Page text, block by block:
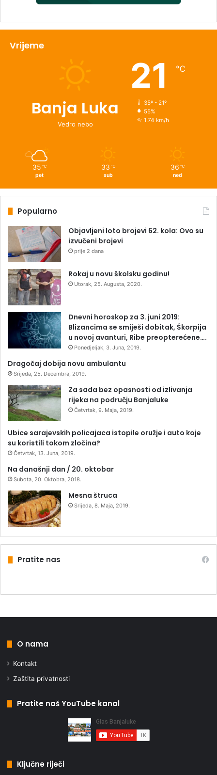
Vrijeme
Banja Luka
Vedro nebo
21 ℃
35º - 21º
55%
1.74 km/h
35 ℃
pet
33 ℃
sub
36 ℃
ned
Popularno
Objavljeni loto brojevi 62. kola: Ovo su
izvučeni brojevi
prije 2 dana
Rokaj u novu školsku godinu!
Utorak, 25. Augusta, 2020.
Dnevni horoskop za 3. juni 2019:
Blizancima se smiješi dobitak, Škorpija
u novoj avanturi, Ribe preopterećene….
Ponedjeljak, 3. Juna, 2019.
Dragočaj dobija novu ambulantu
Srijeda, 25. Decembra, 2019.
Za sada bez opasnosti od izlivanja
rijeka na području Banjaluke
Četvrtak, 9. Maja, 2019.
Ubice sarajevskih policajaca istopile oružje i auto koje
su koristili tokom zločina?
Četvrtak, 13. Juna, 2019.
Na današnji dan / 20. oktobar
Subota, 20. Oktobra, 2018.
Mesna štruca
Srijeda, 8. Maja, 2019.
Pratite nas
O nama
Kontakt
Zaštita privatnosti
Pratite naš YouTube kanal
Ključne riječi